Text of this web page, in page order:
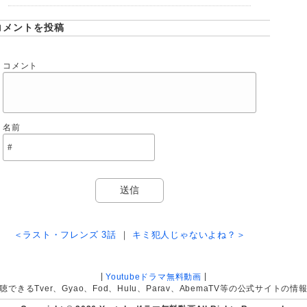
メントを投稿
コメント
名前
＜ラスト・フレンズ 3話 ｜ キミ犯人じゃないよね？＞
|Youtubeドラマ無料動画
できるTver、Gyao、Fod、Hulu、Parav、AbemaTV等の公式サイトの情報